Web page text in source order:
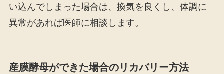
い込んでしまった場合は、換気を良くし、体調に
異常があれば医師に相談します。
産膜酵母ができた場合のリカバリー方法